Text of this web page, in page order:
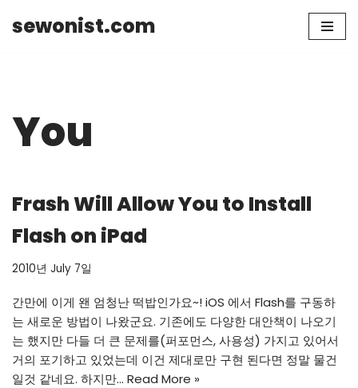
sewonist.com
You
Frash Will Allow You to Install
Flash on iPad
2010년 July 7일
간만에 이게 왠 엄청난 떡밥인가요~! iOS 에서 Flash를 구동하
는 새로운 방법이 나왔군요. 기존에도 다양한 대안책이 나오기
는 했지만 다들 더 큰 문제를(퍼포먼스, 사용성) 가지고 있어서
거의 포기하고 있었는데 이건 제대로만 구현 된다면 정말 물건
일것 같네요. 하지만… Read More »